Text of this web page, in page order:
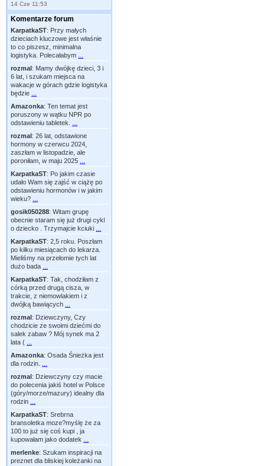
14 Cze 11:53
Komentarze forum
KarpatkaST: Przy małych
dzieciach kluczowe jest właśnie
to co piszesz, minimalna
logistyka. Polecałabym
rozmal: Mamy dwójkę dzieci, 3 i
6 lat, i szukam miejsca na
wakacje w górach gdzie logistyka
będzie
Amazonka: Ten temat jest
poruszony w wątku NPR po
odstawieniu tabletek.
rozmal: 26 lat, odstawione
hormony w czerwcu 2024,
zaszłam w listopadzie, ale
poroniłam, w maju 2025
KarpatkaST: Po jakim czasie
udało Wam się zajść w ciążę po
odstawieniu hormonów i w jakim
wieku?
gosik050288: Witam grupę
obecnie staram się już drugi cykl
o dziecko . Trzymajcie kciuki
KarpatkaST: 2,5 roku. Poszłam
po kilku miesiącach do lekarza.
Mieliśmy na przełomie tych lat
dużo bada
KarpatkaST: Tak, chodziłam z
córką przed drugą cisza, w
trakcie, z niemowlakiem i z
dwójką bawiących
rozmal: Dziewczyny, Czy
chodzicie ze swoimi dziećmi do
salek zabaw ? Mój synek ma 2
lata (
Amazonka: Osada Śnieżka jest
dla rodzin.
rozmal: Dziewczyny czy macie
do polecenia jakiś hotel w Polsce
(góry/morze/mazury) idealny dla
rodzin
KarpatkaST: Srebrna
bransoletka moze?myślę że za
100 to już się coś kupi , ja
kupowałam jako dodatek
merlenke: Szukam inspiracji na
preznet dla bliskiej koleżanki na